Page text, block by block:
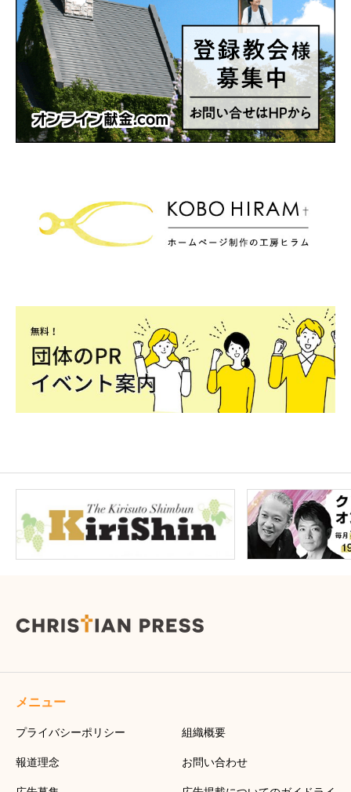
メニュー
プライバシーポリシー 組織概要
報道理念 お問い合わせ